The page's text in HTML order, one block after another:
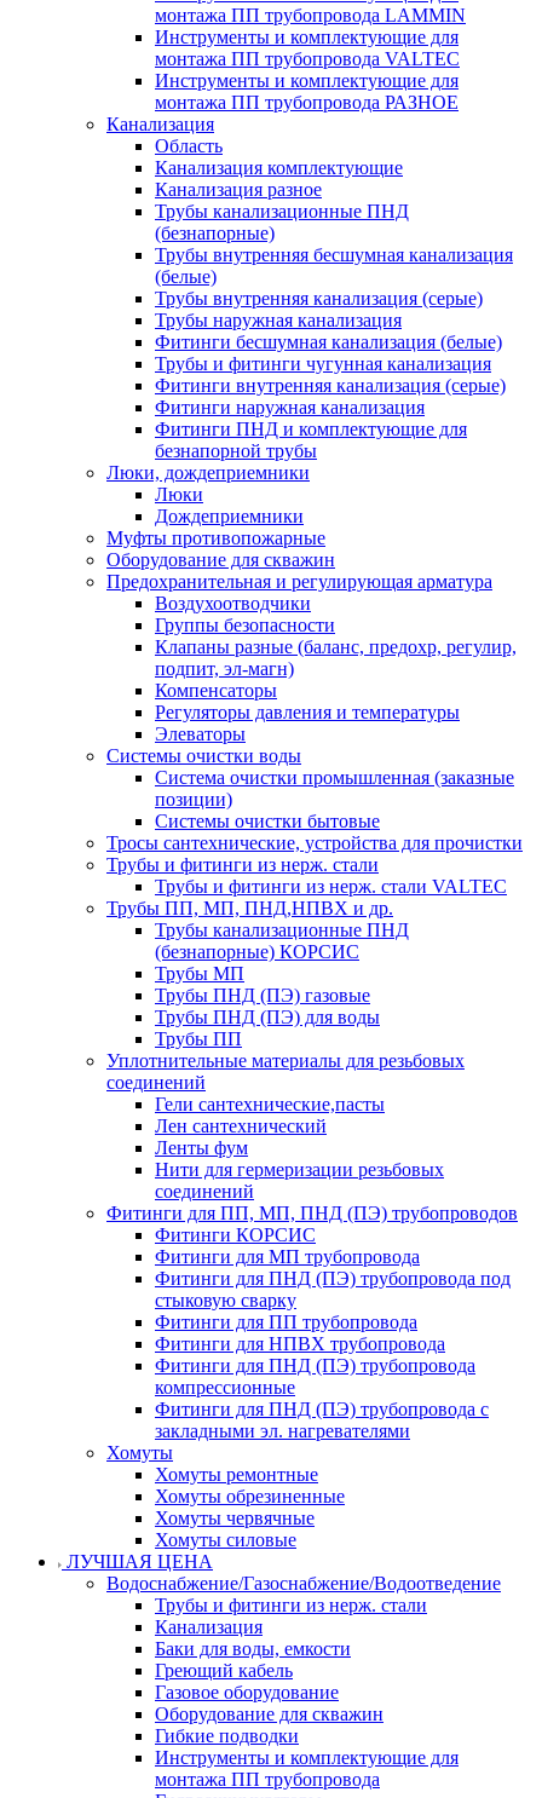
монтажа ПП трубопровода LAMMIN
Инструменты и комплектующие для
монтажа ПП трубопровода VALTEC
Инструменты и комплектующие для
монтажа ПП трубопровода РАЗНОЕ
Канализация
Область
Канализация комплектующие
Канализация разное
Трубы канализационные ПНД
(безнапорные)
Трубы внутренняя бесшумная канализация
(белые)
Трубы внутренняя канализация (серые)
Трубы наружная канализация
Фитинги бесшумная канализация (белые)
Трубы и фитинги чугунная канализация
Фитинги внутренняя канализация (серые)
Фитинги наружная канализация
Фитинги ПНД и комплектующие для
безнапорной трубы
Люки, дождеприемники
Люки
Дождеприемники
Муфты противопожарные
Оборудование для скважин
Предохранительная и регулирующая арматура
Воздухоотводчики
Группы безопасности
Клапаны разные (баланс, предохр, регулир,
подпит, эл-магн)
Компенсаторы
Регуляторы давления и температуры
Элеваторы
Системы очистки воды
Система очистки промышленная (заказные
позиции)
Системы очистки бытовые
Тросы сантехнические, устройства для прочистки
Трубы и фитинги из нерж. стали
Трубы и фитинги из нерж. стали VALTEC
Трубы ПП, МП, ПНД,НПВХ и др.
Трубы канализационные ПНД
(безнапорные) КОРСИС
Трубы МП
Трубы ПНД (ПЭ) газовые
Трубы ПНД (ПЭ) для воды
Трубы ПП
Уплотнительные материалы для резьбовых
соединений
Гели сантехнические,пасты
Лен сантехнический
Ленты фум
Нити для гермеризации резьбовых
соединений
Фитинги для ПП, МП, ПНД (ПЭ) трубопроводов
Фитинги КОРСИС
Фитинги для МП трубопровода
Фитинги для ПНД (ПЭ) трубопровода под
стыковую сварку
Фитинги для ПП трубопровода
Фитинги для НПВХ трубопровода
Фитинги для ПНД (ПЭ) трубопровода
компрессионные
Фитинги для ПНД (ПЭ) трубопровода с
закладными эл. нагревателями
Хомуты
Хомуты ремонтные
Хомуты обрезиненные
Хомуты червячные
Хомуты силовые
ЛУЧШАЯ ЦЕНА
Водоснабжение/Газоснабжение/Водоотведение
Трубы и фитинги из нерж. стали
Канализация
Баки для воды, емкости
Греющий кабель
Газовое оборудование
Оборудование для скважин
Гибкие подводки
Инструменты и комплектующие для
монтажа ПП трубопровода